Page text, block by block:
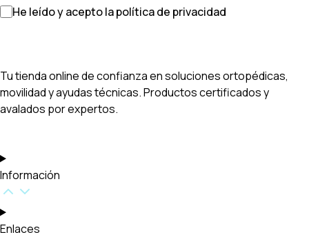
He leído y acepto la política de privacidad
Tu tienda online de confianza en soluciones ortopédicas,
movilidad y ayudas técnicas. Productos certificados y
avalados por expertos.
Información
Enlaces